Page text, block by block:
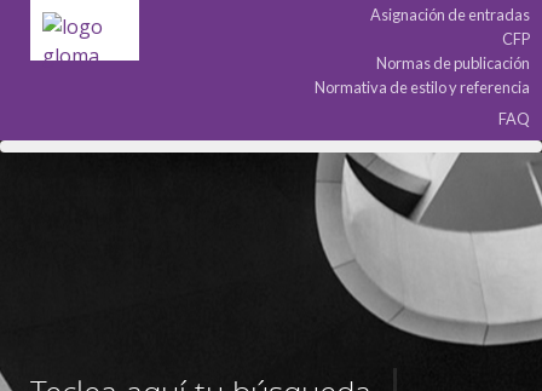
Asignación de entradas
CFP
Normas de publicación
Normativa de estilo y referencia
FAQ